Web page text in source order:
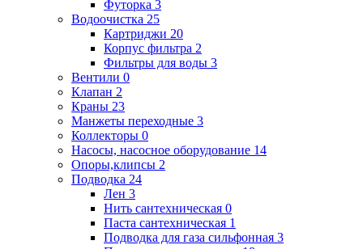
Футорка 3
Водоочистка 25
Картриджи 20
Корпус фильтра 2
Фильтры для воды 3
Вентили 0
Клапан 2
Краны 23
Манжеты переходные 3
Коллекторы 0
Насосы, насосное оборудование 14
Опоры,клипсы 2
Подводка 24
Лен 3
Нить сантехническая 0
Паста сантехническая 1
Подводка для газа сильфонная 3